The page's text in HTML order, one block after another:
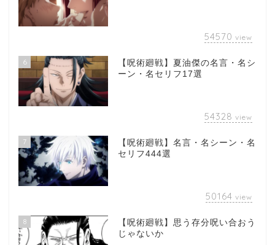
54570 view
6
【呪術廻戦】夏油傑の名言・名シ
ーン・名セリフ17選
54328 view
7
【呪術廻戦】名言・名シーン・名
セリフ444選
50164 view
8
【呪術廻戦】思う存分呪い合おう
じゃないか